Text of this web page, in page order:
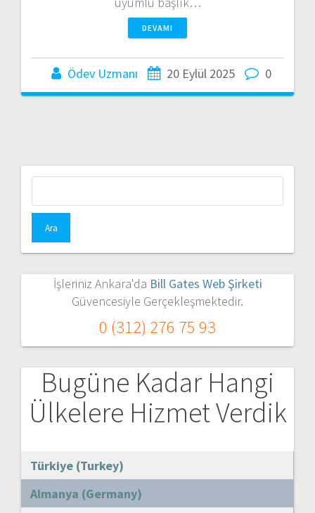
DEVAMI
Ödev Uzmanı 20 Eylül 2025 0
İşleriniz Ankara'da Bill Gates Web Şirketi
Güvencesiyle Gerçekleşmektedir.
0 (312) 276 75 93
Bugüne Kadar Hangi
Ülkelere Hizmet Verdik
Türkiye (Turkey)
Almanya (Germany)